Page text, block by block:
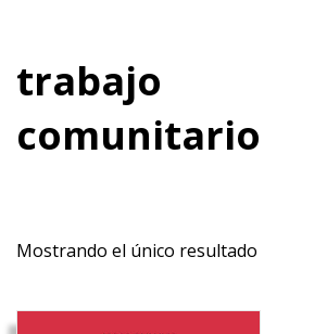
trabajo
comunitario
Mostrando el único resultado